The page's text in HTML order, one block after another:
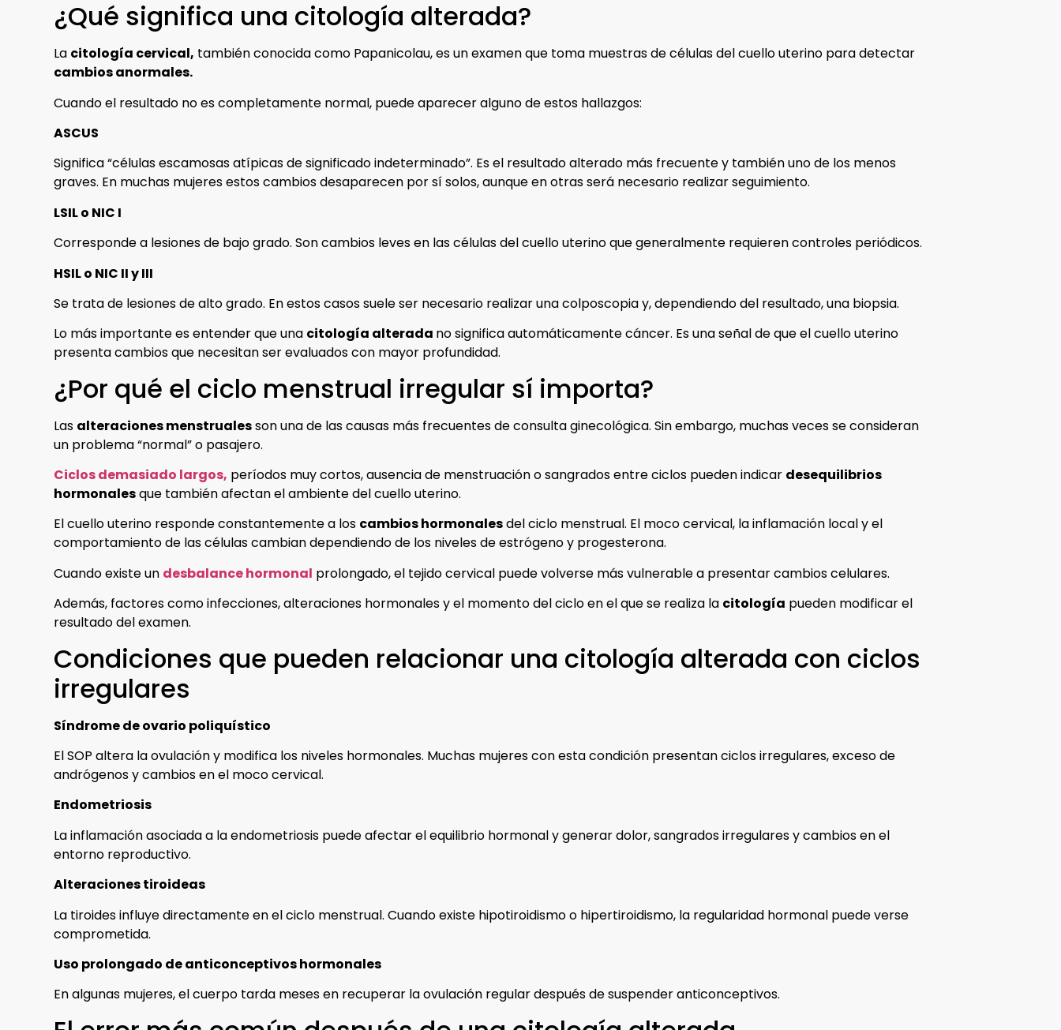
¿Qué significa una citología alterada?
La citología cervical, también conocida como Papanicolau, es un examen que toma muestras de células del cuello uterino para detectar
cambios anormales.
Cuando el resultado no es completamente normal, puede aparecer alguno de estos hallazgos:
ASCUS
Significa “células escamosas atípicas de significado indeterminado”. Es el resultado alterado más frecuente y también uno de los menos
graves. En muchas mujeres estos cambios desaparecen por sí solos, aunque en otras será necesario realizar seguimiento.
LSIL o NIC I
Corresponde a lesiones de bajo grado. Son cambios leves en las células del cuello uterino que generalmente requieren controles periódicos.
HSIL o NIC II y III
Se trata de lesiones de alto grado. En estos casos suele ser necesario realizar una colposcopia y, dependiendo del resultado, una biopsia.
Lo más importante es entender que una citología alterada no significa automáticamente cáncer. Es una señal de que el cuello uterino
presenta cambios que necesitan ser evaluados con mayor profundidad.
¿Por qué el ciclo menstrual irregular sí importa?
Las alteraciones menstrualesson una de las causas más frecuentes de consulta ginecológica. Sin embargo, muchas veces se consideran
un problema “normal” o pasajero.
Ciclos demasiado largos, períodos muy cortos, ausencia de menstruación o sangrados entre ciclos pueden indicar desequilibrios
hormonalesque también afectan el ambiente del cuello uterino.
El cuello uterino responde constantemente a los cambios hormonalesdel ciclo menstrual. El moco cervical, la inflamación local y el
comportamiento de las células cambian dependiendo de los niveles de estrógeno y progesterona.
Cuando existe un desbalance hormonal prolongado, el tejido cervical puede volverse más vulnerable a presentar cambios celulares.
Además, factores como infecciones, alteraciones hormonales y el momento del ciclo en el que se realiza la citología pueden modificar el
resultado del examen.
Condiciones que pueden relacionar una citología alterada con ciclos
irregulares
Síndrome de ovario poliquístico
El SOP altera la ovulación y modifica los niveles hormonales. Muchas mujeres con esta condición presentan ciclos irregulares, exceso de
andrógenos y cambios en el moco cervical.
Endometriosis
La inflamación asociada a la endometriosis puede afectar el equilibrio hormonal y generar dolor, sangrados irregulares y cambios en el
entorno reproductivo.
Alteraciones tiroideas
La tiroides influye directamente en el ciclo menstrual. Cuando existe hipotiroidismo o hipertiroidismo, la regularidad hormonal puede verse
comprometida.
Uso prolongado de anticonceptivos hormonales
En algunas mujeres, el cuerpo tarda meses en recuperar la ovulación regular después de suspender anticonceptivos.